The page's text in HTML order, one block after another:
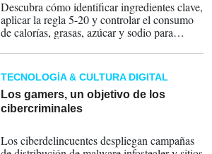
Descubra cómo identificar ingredientes clave,
aplicar la regla 5-20 y controlar el consumo
de calorías, grasas, azúcar y sodio para
TECNOLOGÍA & CULTURA DIGITAL
Los gamers, un objetivo de los
cibercriminales
Los ciberdelincuentes despliegan campañas